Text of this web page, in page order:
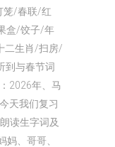
笼/春联/红
盒/饺子/年
二生肖/扫房/
到与春节词
2026年、马
天我们复习
读生字词及
妈、哥哥、